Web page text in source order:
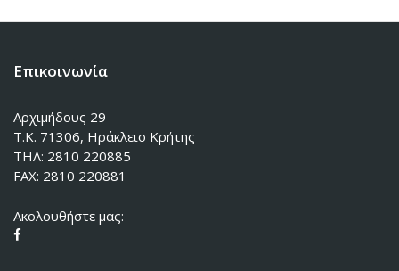
Επικοινωνία
Αρχιμήδους 29
Τ.Κ. 71306, Ηράκλειο Κρήτης
ΤΗΛ: 2810 220885
FAX: 2810 220881
Ακολουθήστε μας: